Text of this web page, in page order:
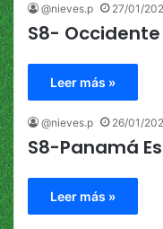
@nieves.p 27/01/
S8-
Leer más »
@nieves.p 26/01/
S8-Panamá
Leer más »